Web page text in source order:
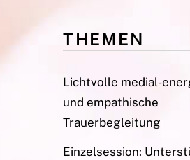
THEMEN
Lichtvolle medial-
und empathische
Trauerbegleitung
Einzelsession: